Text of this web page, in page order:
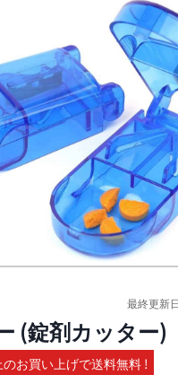
最終更新
(錠剤カッター)
お買い上げで送料無料 !